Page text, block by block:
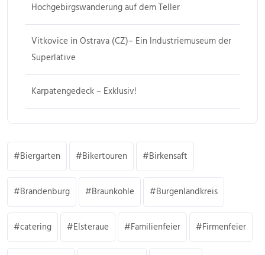
Hochgebirgswanderung auf dem Teller
Vitkovice in Ostrava (CZ)– Ein Industriemuseum der
Superlative
Karpatengedeck – Exklusiv!
Biergarten Bikertouren Birkensaft
Brandenburg Braunkohle Burgenlandkreis
catering Elsteraue Familienfeier Firmenfeier